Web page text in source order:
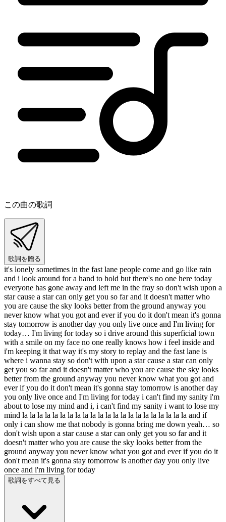
この曲の歌詞
歌詞を贈る
it's lonely sometimes in the fast lane people come and go like rain
and i look around for a hand to hold but there's no one here today
everyone has gone away and left me in the fray so don't wish upon a
star cause a star can only get you so far and it doesn't matter who
you are cause the sky looks better from the ground anyway you
never know what you got and ever if you do it don't mean it's gonna
stay tomorrow is another day you only live once and I'm living for
today… I'm living for today so i drive around this superficial town
with a smile on my face no one really knows how i feel inside and
i'm keeping it that way it's my story to replay and the fast lane is
where i wanna stay so don't with upon a star cause a star can only
get you so far and it doesn't matter who you are cause the sky looks
better from the ground anyway you never know what you got and
ever if you do it don't mean it's gonna stay tomorrow is another day
you only live once and I'm living for today i can't find my sanity i'm
about to lose my mind and i, i can't find my sanity i want to lose my
mind la la la la la la la la la la la la la la la la la la la la la la and if
only i can show me that nobody is gonna bring me down yeah… so
don't wish upon a star cause a star can only get you so far and it
doesn't matter who you are cause the sky looks better from the
ground anyway you never know what you got and ever if you do it
don't mean it's gonna stay tomorrow is another day you only live
once and i'm living for today
歌詞をすべて見る